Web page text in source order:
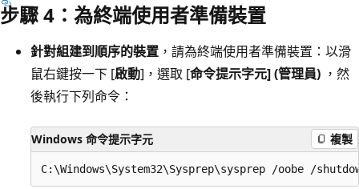
步驟 4：為終端使用者準備裝置
針對組建到順序的裝置 ，請為終端使用者準備裝置：以滑
鼠右鍵按一下 [啟動]，選取 [命令提示字元] (管理員) ，然
後執行下列命令：
Windows 命令提示字元 複製